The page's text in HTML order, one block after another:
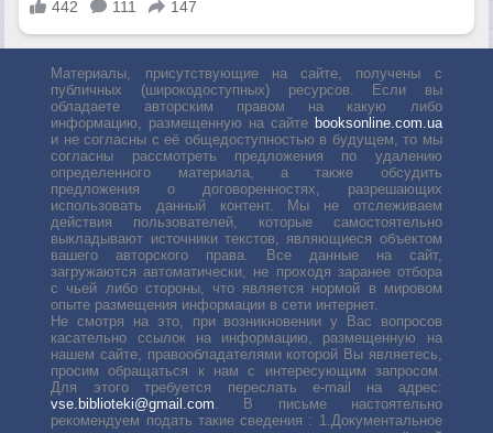
Материалы, присутствующие на сайте, получены с
публичных (широкодоступных) ресурсов. Если вы
обладаете авторским правом на какую либо
информацию, размещенную на сайте booksonline.com.ua
и не согласны с её общедоступностью в будущем, то мы
согласны рассмотреть предложения по удалению
определенного материала, а также обсудить
предложения о договоренностях, разрешающих
использовать данный контент. Мы не отслеживаем
действия пользователей, которые самостоятельно
выкладывают источники текстов, являющиеся объектом
вашего авторского права. Все данные на сайт,
загружаются автоматически, не проходя заранее отбора
с чьей либо стороны, что является нормой в мировом
опыте размещения информации в сети интернет.
Не смотря на это, при возникновении у Вас вопросов
касательно ссылок на информацию, размещенную на
нашем сайте, правообладателями которой Вы являетесь,
просим обращаться к нам с интересующим запросом.
Для этого требуется переслать е-mail на адрес:
vse.biblioteki@gmail.com . В письме настоятельно
рекомендуем подать такие сведения : 1.Документальное